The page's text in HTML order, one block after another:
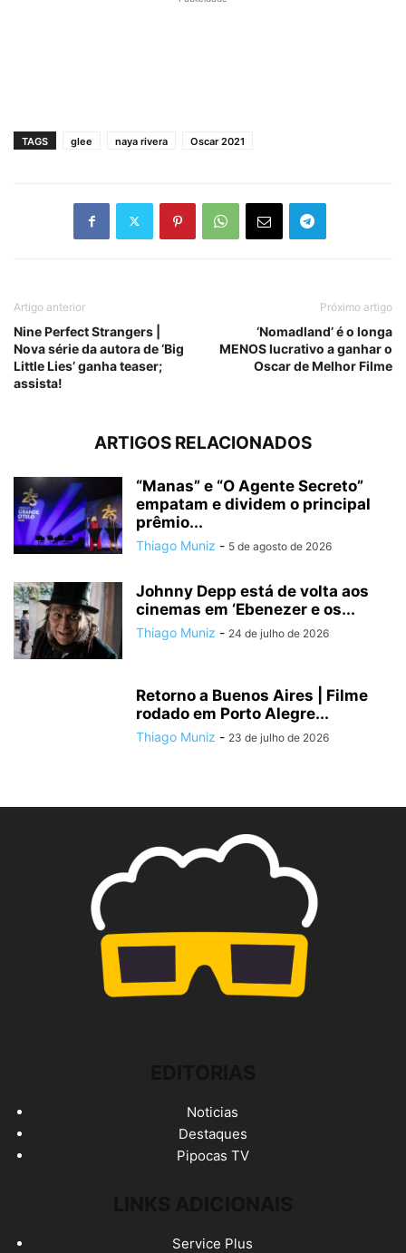
TAGS glee naya rivera Oscar 2021
Artigo anterior
Nine Perfect Strangers |
Nova série da autora de ‘Big
Little Lies’ ganha teaser;
assista!
Próximo artigo
‘Nomadland’ é o longa
MENOS lucrativo a ganhar o
Oscar de Melhor Filme
ARTIGOS RELACIONADOS
“Manas” e “O Agente Secreto”
empatam e dividem o principal
prêmio...
Thiago Muniz - 5 de agosto de 2026
Johnny Depp está de volta aos
cinemas em ‘Ebenezer e os...
Thiago Muniz - 24 de julho de 2026
Retorno a Buenos Aires | Filme
rodado em Porto Alegre...
Thiago Muniz - 23 de julho de 2026
Noticias
Destaques
Pipocas TV
Service Plus